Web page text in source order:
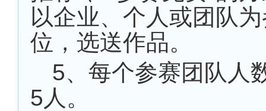
以企业、个人或团队
位，选送作品。
5、每个参赛团队人
5人。